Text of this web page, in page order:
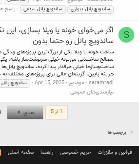
ساندویچ پانل دیواری ساندویچ پانل سقفی پاسخ
S
اگر می‌خوای خونه یا ویلا بسازی، این
ساندویچ پانل رو حتما بدون
ساخت خونه یا ویلا یکی از بزرگ‌ترین پروژه‌های
مصالح ساختمانی می‌تونه خیلی سرنوشت‌ساز باشه. یکی
ساخت‌وسازها خیلی طرفدار پیدا کرده، ساندویچ
هزینه پایین، گزینه‌ای عالی برای پروژه‌های مختلف
saramradi موضوع Apr 15, 2025 ساندویچ پانل
نیازمندی‌های عمومی
1 از 5 بعدی
برچسب ها
قوانین و مقرّرات حریم خصوصی راهنما صفحه اصلی